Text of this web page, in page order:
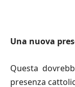
Una nuova
Questa
presenza